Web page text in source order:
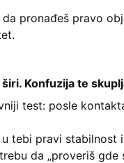
pronađeš pravo
Konfuzija te
test: posle
tebi pravi stabilnost
da „proveriš gde